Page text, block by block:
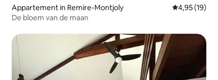
Appartement in Remire-Montjoly Gemiddelde
4,95 (19)
De bloem van de maan